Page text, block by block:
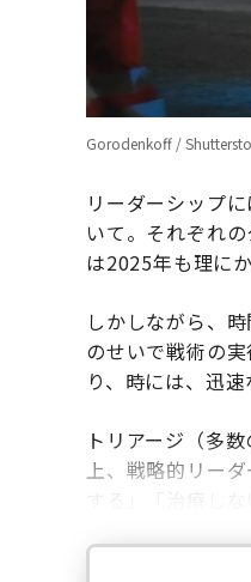
Gorodenkoff /
リーダーシップ
いて。それぞれ
は2025年も理に
しかしながら、
のせいで戦術の
り、時には、迅
トリアージ（多
上、戦略的リー